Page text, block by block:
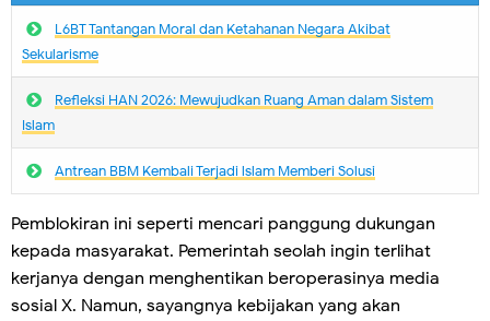
L6BT Tantangan Moral dan Ketahanan Negara Akibat
Sekularisme
Refleksi HAN 2026: Mewujudkan Ruang Aman dalam Sistem
Islam
Antrean BBM Kembali Terjadi lslam Memberi Solusi
Pemblokiran ini seperti mencari panggung dukungan
kepada masyarakat. Pemerintah seolah ingin terlihat
kerjanya dengan menghentikan beroperasinya media
sosial X. Namun, sayangnya kebijakan yang akan